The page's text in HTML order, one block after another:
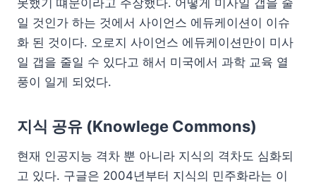
못했기 떄문이라고 주장했다. 어떻게 미사일 갭을 줄
일 것인가 하는 것에서 사이언스 에듀케이션이 이슈
화 된 것이다. 오로지 사이언스 에듀케이션만이 미사
일 갭을 줄일 수 있다고 해서 미국에서 과학 교육 열
풍이 일게 되었다.
지식 공유 (Knowlege Commons)
현재 인공지능 격차 뿐 아니라 지식의 격차도 심화되
고 있다. 구글은 2004년부터 지식의 민주화라는 이